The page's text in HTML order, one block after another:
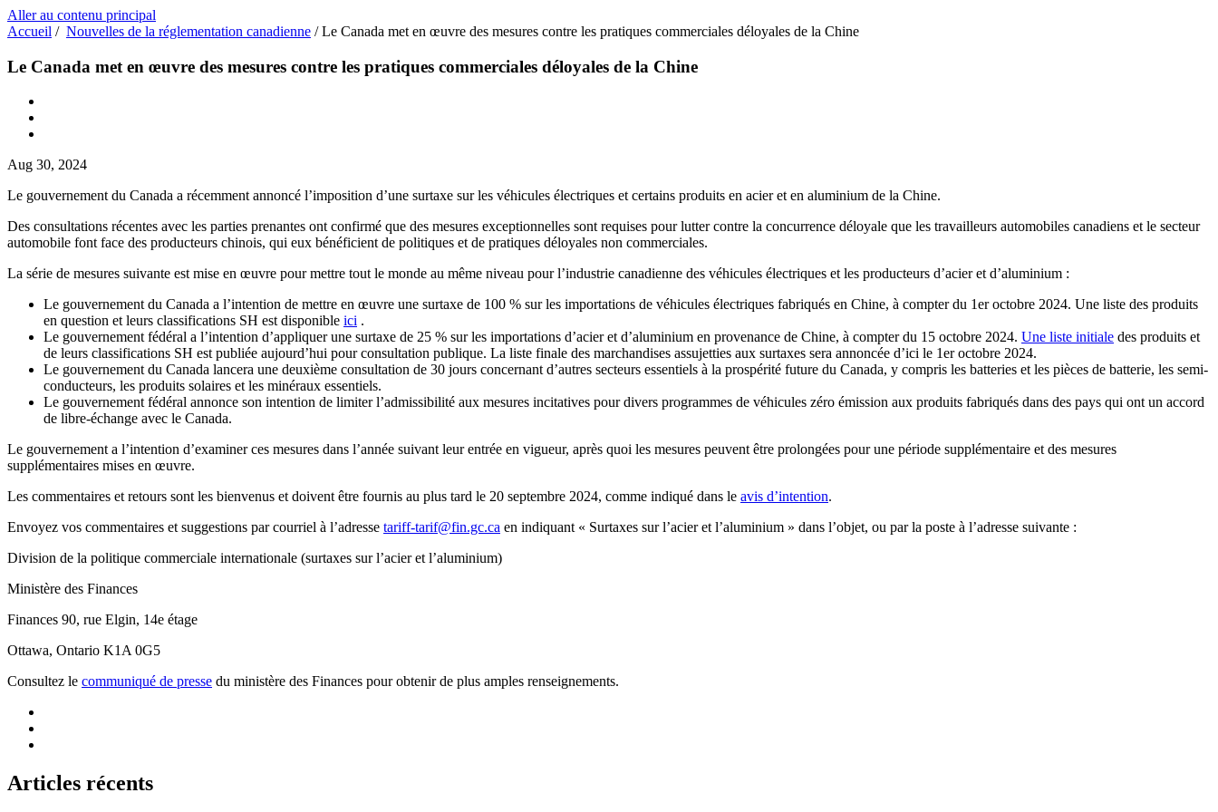
Aller au contenu principal
Accueil / Nouvelles de la réglementation canadienne /Le Canada met en œuvre des mesures contre les pratiques commerciales déloyales de la Chine
Le Canada met en œuvre des mesures contre les pratiques commerciales déloyales de la Chine
Aug 30, 2024
Le gouvernement du Canada a récemment annoncé l’imposition d’une surtaxe sur les véhicules électriques et certains produits en acier et en aluminium de la Chine.
Des consultations récentes avec les parties prenantes ont confirmé que des mesures exceptionnelles sont requises pour lutter contre la concurrence déloyale que les travailleurs automobiles canadiens et le secteur
automobile font face des producteurs chinois, qui eux bénéficient de politiques et de pratiques déloyales non commerciales.
La série de mesures suivante est mise en œuvre pour mettre tout le monde au même niveau pour l’industrie canadienne des véhicules électriques et les producteurs d’acier et d’aluminium :
Le gouvernement du Canada a l’intention de mettre en œuvre une surtaxe de 100 % sur les importations de véhicules électriques fabriqués en Chine, à compter du 1er octobre 2024. Une liste des produits
en question et leurs classifications SH est disponible ici .
Le gouvernement fédéral a l’intention d’appliquer une surtaxe de 25 % sur les importations d’acier et d’aluminium en provenance de Chine, à compter du 15 octobre 2024. Une liste initiale des produits et
de leurs classifications SH est publiée aujourd’hui pour consultation publique. La liste finale des marchandises assujetties aux surtaxes sera annoncée d’ici le 1er octobre 2024.
Le gouvernement du Canada lancera une deuxième consultation de 30 jours concernant d’autres secteurs essentiels à la prospérité future du Canada, y compris les batteries et les pièces de batterie, les semi-
conducteurs, les produits solaires et les minéraux essentiels.
Le gouvernement fédéral annonce son intention de limiter l’admissibilité aux mesures incitatives pour divers programmes de véhicules zéro émission aux produits fabriqués dans des pays qui ont un accord
de libre-échange avec le Canada.
Le gouvernement a l’intention d’examiner ces mesures dans l’année suivant leur entrée en vigueur, après quoi les mesures peuvent être prolongées pour une période supplémentaire et des mesures
supplémentaires mises en œuvre.
Les commentaires et retours sont les bienvenus et doivent être fournis au plus tard le 20 septembre 2024, comme indiqué dans le avis d’intention.
Envoyez vos commentaires et suggestions par courriel à l’adresse tariff-tarif@fin.gc.ca en indiquant « Surtaxes sur l’acier et l’aluminium » dans l’objet, ou par la poste à l’adresse suivante :
Division de la politique commerciale internationale (surtaxes sur l’acier et l’aluminium)
Ministère des Finances
Finances 90, rue Elgin, 14e étage
Ottawa, Ontario K1A 0G5
Consultez le communiqué de presse du ministère des Finances pour obtenir de plus amples renseignements.
Articles récents